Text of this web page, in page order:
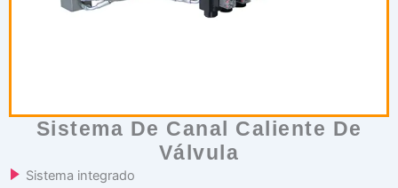
Sistema De Canal Caliente De
Válvula
Sistema integrado